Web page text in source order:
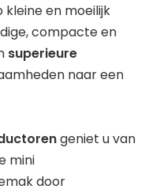
kleine en moeilijk
compacte en
superieure
naar een
geniet u van
mini
door